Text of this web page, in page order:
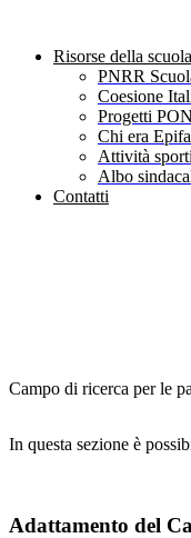
Risorse della scuola
PNRR
Coesione
Progetti PON
Chi era
Attività
Albo
Contatti
Campo di ricerca per le
In questa sezione è
Adattamento del